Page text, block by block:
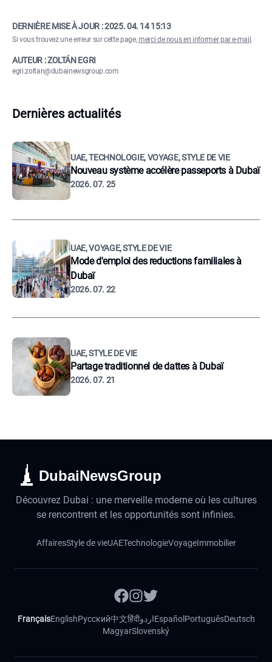
DERNIÈRE MISE À JOUR :2025. 04. 14 15:13
Si vous trouvez une erreur sur cette page,merci de nous en informer par e-mail .
AUTEUR : ZOLTÁN EGRI
egri.zoltan@dubainewsgroup.com
Dernières actualités
UAE, TECHNOLOGIE, VOYAGE, STYLE DE VIE
Nouveau système accélère passeports à Dubaï
2026. 07. 25
UAE, VOYAGE, STYLE DE VIE
Mode d'emploi des reductions familiales à
Dubaï
2026. 07. 22
UAE, STYLE DE VIE
Partage traditionnel de dattes à Dubaï
2026. 07. 21
DubaiNewsGroup
Découvrez Dubai : une merveille moderne où les cultures
se rencontrent et les opportunités sont infinies.
AffairesStyle de vieUAETechnologieVoyageImmobilier
FrançaisEnglishРусский中文हिंदीاردوEspañol PortuguêsDeutsch
MagyarSlovenský